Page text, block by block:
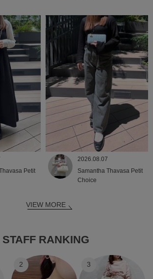
Petit
2026.08.07
Samantha Thavasa Petit
Choice
VIEW MORE
STAFF RANKING
2 3